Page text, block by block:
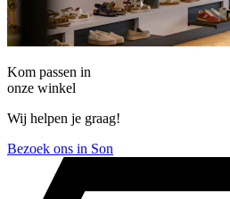
Kom passen in
onze winkel
Wij helpen je graag!
Bezoek ons in Son